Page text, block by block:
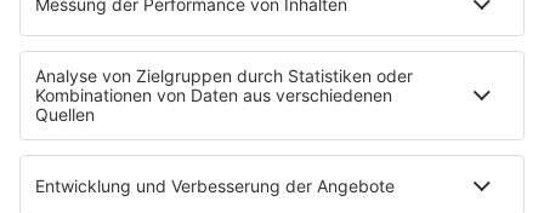
Kontakt
Newsletter
Empfang
sunshine live App
werben bei SUNSHINE LIVE